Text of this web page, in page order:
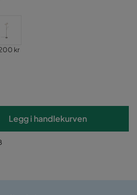
kr
Legg i handlekurven